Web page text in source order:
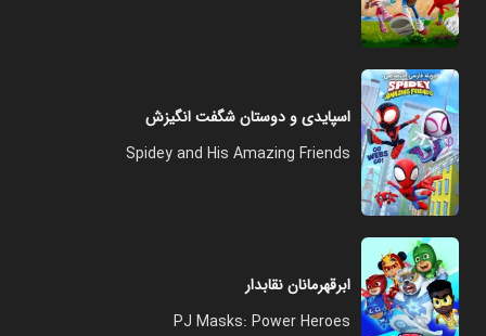
اسپایدی و دوستان شگفت انگیزش
Spidey and His Amazing Friends
ابرقهرمانان نقابدار
PJ Masks: Power Heroes